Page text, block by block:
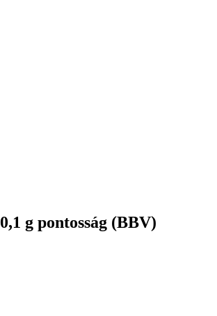
g pontosság (BBV)